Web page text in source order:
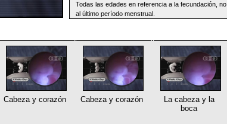
Todas las edades en referencia a la fecundación, no
al último período menstrual.
Cabeza y corazón Cabeza y corazón
La cabeza y la
boca